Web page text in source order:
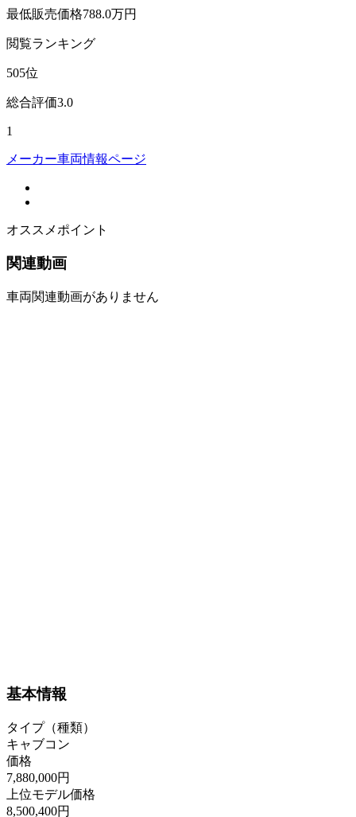
最低販売価格788.0万円
閲覧ランキング
505位
総合評価3.0
1
メーカー車両情報ページ
オススメポイント
関連動画
車両関連動画がありません
基本情報
タイプ（種類）
キャブコン
価格
7,880,000円
上位モデル価格
8,500,400円